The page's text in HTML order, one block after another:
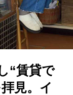
“賃貸で
見。イ